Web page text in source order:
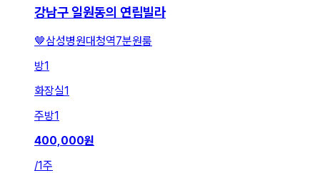
강남구 일원동의 연립빌라
🤎삼성병원대청역7분원룸
방1
화장실1
주방1
400,000원
/1주